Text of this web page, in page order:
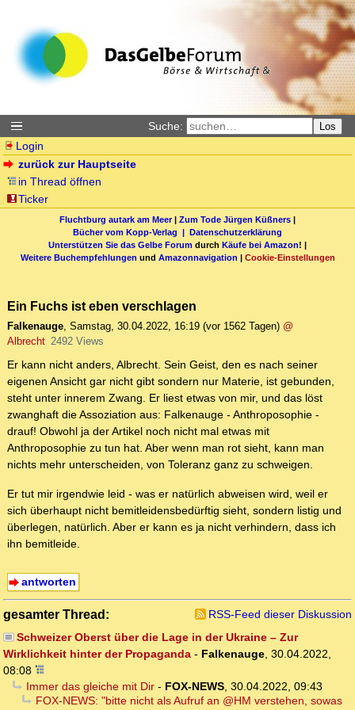
Suche: Los
Login
zurück zur Hauptseite
in Thread öffnen
Ticker
Fluchtburg autark am Meer| Zum Tode Jürgen Küßners |
Bücher vom Kopp-Verlag | Datenschutzerklärung
Unterstützen Sie das Gelbe Forum durch Käufe bei Amazon! |
Weitere Buchempfehlungen und Amazonnavigation | Cookie-Einstellungen
Ein Fuchs ist eben verschlagen
Falkenauge, Samstag, 30.04.2022, 16:19 (vor 1562 Tagen) @
Albrecht 2492 Views
Er kann nicht anders, Albrecht. Sein Geist, den es nach seiner
eigenen Ansicht gar nicht gibt sondern nur Materie, ist gebunden,
steht unter innerem Zwang. Er liest etwas von mir, und das löst
zwanghaft die Assoziation aus: Falkenauge - Anthroposophie -
drauf! Obwohl ja der Artikel noch nicht mal etwas mit
Anthroposophie zu tun hat. Aber wenn man rot sieht, kann man
nichts mehr unterscheiden, von Toleranz ganz zu schweigen.
Er tut mir irgendwie leid - was er natürlich abweisen wird, weil er
sich überhaupt nicht bemitleidensbedürftig sieht, sondern listig und
überlegen, natürlich. Aber er kann es ja nicht verhindern, dass ich
ihn bemitleide.
antworten
gesamter Thread:
RSS-Feed dieser Diskussion
Schweizer Oberst über die Lage in der Ukraine – Zur
Wirklichkeit hinter der Propaganda - Falkenauge, 30.04.2022,
08:08
Immer das gleiche mit Dir- FOX-NEWS, 30.04.2022, 09:43
FOX-NEWS: "bitte nicht als Aufruf an @HM verstehen, sowas